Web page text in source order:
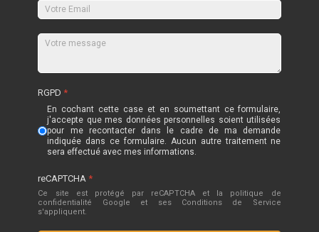
RGPD*
En cochant cette case et en soumettant ce formulaire,
j'accepte que mes données personnelles soient utilisées
pour me recontacter dans le cadre de ma demande
indiquée dans ce formulaire. Aucun autre traitement ne
sera effectué avec mes informations.
reCAPTCHA*
Ce site est protégé par reCAPTCHA et la politique de
confidentialité Google et
ses Conditions de Service
s'appliquent.